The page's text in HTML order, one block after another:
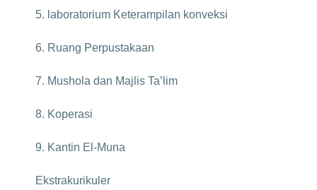
5. laboratorium Keterampilan konveksi
6. Ruang Perpustakaan
7. Mushola dan Majlis Ta’lim
8. Koperasi
9. Kantin El-Muna
Ekstrakurikuler